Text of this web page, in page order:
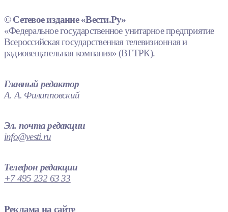
© Сетевое издание «Вести.Ру»
«Федеральное государственное унитарное предприятие
Всероссийская государственная телевизионная и
радиовещательная компания» (ВГТРК).
Главный редактор
А. А. Филипповский
Эл. почта редакции
info@vesti.ru
Телефон редакции
+7 495 232 63 33
Реклама на сайте